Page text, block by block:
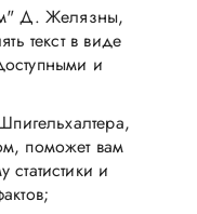
Д. Желязны,
текст в виде
и
поможет вам
и